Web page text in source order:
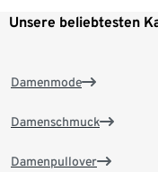
Unsere beliebtesten
Damenmode
Damenschmuck
Damenpullover